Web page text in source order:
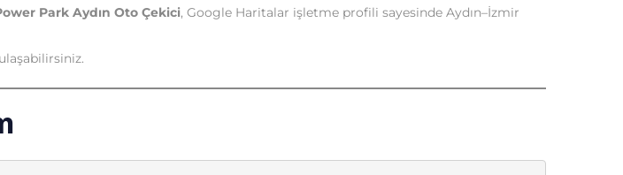
Park Aydın Oto Çekici, Google Haritalar işletme profili sayesinde Aydın–İzmir